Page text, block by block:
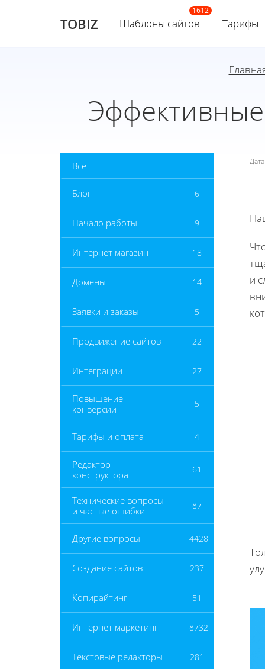
TOBIZ Шаблоны сайтов Тарифы
Все
Блог 6
Начало работы 9
Интернет магазин 18
Домены 14
Заявки и заказы 5
Продвижение сайтов 22
Интеграции 27
Повышение
конверсии
5
Тарифы и оплата 4
Редактор
конструктора
61
Технические вопросы
и частые ошибки
87
Другие вопросы 4428
Создание сайтов 237
Копирайтинг 51
Интернет маркетинг 8732
Текстовые редакторы 281
и